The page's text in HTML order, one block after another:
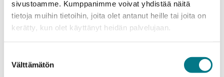
sivustoamme. Kumppanimme voivat yhdistää näitä
tietoja muihin tietoihin, joita olet antanut heille tai joita on
kerätty, kun olet käyttänyt heidän palvelujaan.
valinta
Välttämätön
Liiketalous
Bachelor's Degree in
Hakuaika